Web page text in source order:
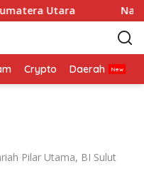
Utara Napoli
Crypto Daerah
Pilar Utama, BI Sulut